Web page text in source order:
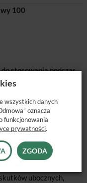
100
stosowania podczas
w celu usuwania
naturalnym
gutaperkę,
ubocznych,
wszystkich danych
oznacza
funkcjonowania
prywatności.
ZGODA